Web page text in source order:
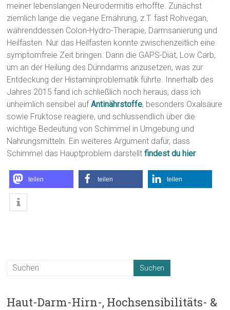
meiner lebenslangen Neurodermitis erhoffte. Zunächst
ziemlich lange die vegane Ernährung, z.T. fast Rohvegan,
währenddessen Colon-Hydro-Therapie, Darmsanierung und
Heilfasten. Nur das Heilfasten konnte zwischenzeitlich eine
symptomfreie Zeit bringen. Dann die GAPS-Diät, Low Carb,
um an der Heilung des Dünndarms anzusetzen, was zur
Entdeckung der Histaminproblematik führte. Innerhalb des
Jahres 2015 fand ich schließlich noch heraus, dass ich
unheimlich sensibel aufAntinährstoffe, besonders Oxalsäure
sowie Fruktose reagiere, und schlussendlich über die
wichtige Bedeutung von Schimmel in Umgebung und
Nahrungsmitteln. Ein weiteres Argument dafür, dass
Schimmel das Hauptproblem darstelltfindest du hier.
teilen teilen teilen
Haut-Darm-Hirn-, Hochsensibilitäts- &